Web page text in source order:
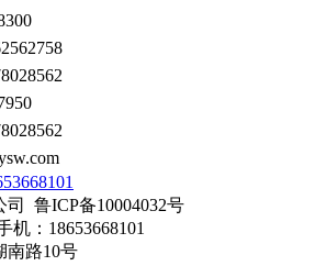
鲁ICP备10004032号
机：18653668101
南路10号